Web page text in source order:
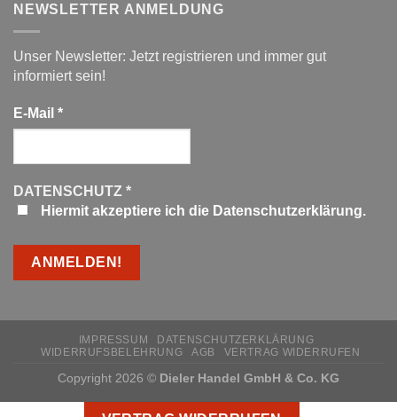
NEWSLETTER ANMELDUNG
Unser Newsletter: Jetzt registrieren und immer gut
informiert sein!
E-Mail *
DATENSCHUTZ *
Hiermit akzeptiere ich die Datenschutzerklärung.
IMPRESSUM
DATENSCHUTZERKLÄRUNG
WIDERRUFSBELEHRUNG
AGB VERTRAG WIDERRUFEN
Copyright 2026 © Dieler Handel GmbH & Co. KG